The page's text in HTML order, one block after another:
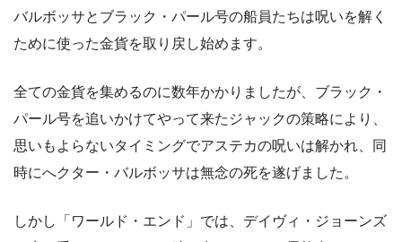
バルボッサとブラック・パール号の船員たちは呪いを解く
ために使った金貨を取り戻し始めます。
全ての金貨を集めるのに数年かかりましたが、ブラック・
パール号を追いかけてやって来たジャックの策略により、
思いもよらないタイミングでアステカの呪いは解かれ、同
時にへクター・バルボッサは無念の死を遂げました。
しかし「ワールド・エンド」では、デイヴィ・ジョーンズ